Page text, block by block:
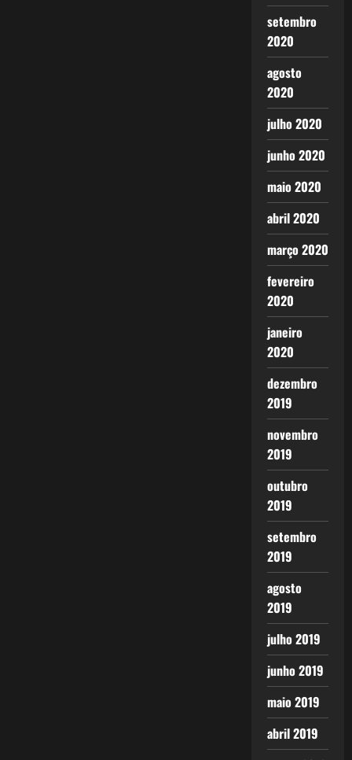
setembro
2020
agosto
2020
julho 2020
junho 2020
maio 2020
abril 2020
março 2020
fevereiro
2020
janeiro
2020
dezembro
2019
novembro
2019
outubro
2019
setembro
2019
agosto
2019
julho 2019
junho 2019
maio 2019
abril 2019